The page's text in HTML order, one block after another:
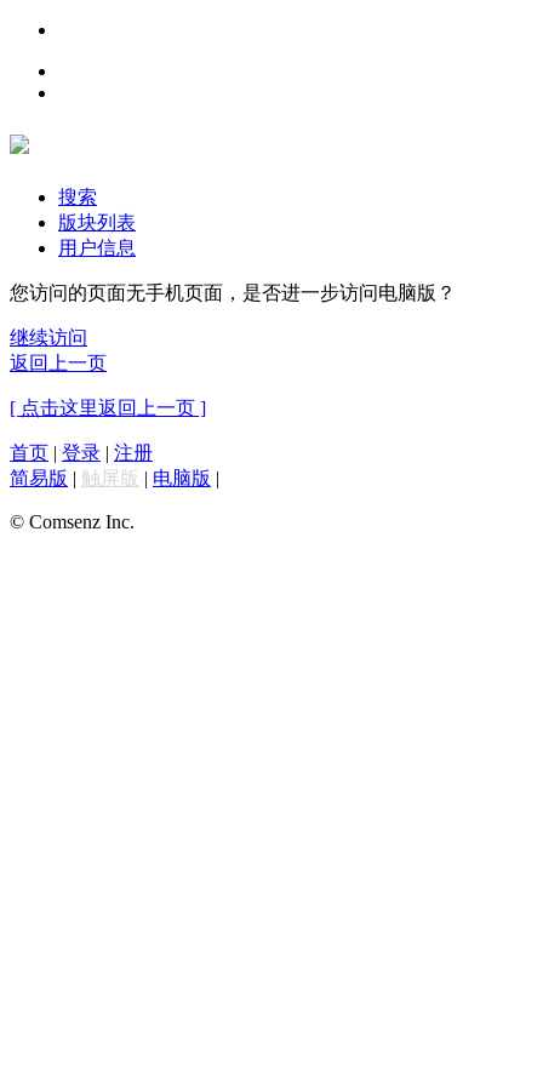
搜索
版块列表
用户信息
您访问的页面无手机页面，是否进一步访问电脑版？
继续访问
返回上一页
[ 点击这里返回上一页 ]
首页 | 登录 | 注册
简易版 | 触屏版 | 电脑版 |
© Comsenz Inc.